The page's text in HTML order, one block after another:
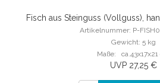
Fisch aus Steinguss (Vollguss),
Artikelnummer: P-
Gewicht: 5 kg
Maße: ca.43x17x21
UVP 27,25 €